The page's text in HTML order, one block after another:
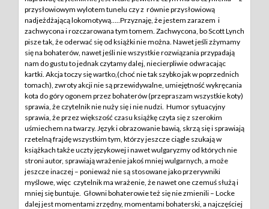
przysłowiowym wylotem tunelu czy z równie przysłowiową
nadjeżdżającą lokomotywą….. Przyznaję, że jestem zarazem i
zachwycona i rozczarowana tym tomem. Zachwycona, bo Scott Lynch
pisze tak, że oderwać się od książki nie można. Nawet jeśli zżymamy
się na bohaterów, nawet jeśli nie wszystkie rozwiązania przypadają
nam do gustu to jednak czytamy dalej, niecierpliwie odwracając
kartki. Akcja toczy się wartko,(choć nie tak szybko jak w poprzednich
tomach), zwroty akcji nie są przewidywalne, umiejętność wykręcania
kota do góry ogonem przez bohaterów (przepraszam wszystkie koty)
sprawia, że czytelnik nie nuży się i nie nudzi. Humor sytuacyjny
sprawia, że przez większość czasu książkę czyta się z szerokim
uśmiechem na twarzy. Język i obrazowanie bawią, skrzą się i sprawiają
rzetelną frajdę wszystkim tym, którzy jeszcze ciągle szukają w
książkach także uczty językowej i nawet wulgaryzmy od których nie
stroni autor, sprawiają wrażenie jakoś mniej wulgarnych, a może
jeszcze inaczej – ponieważ nie są stosowane jako przerywniki
myślowe, więc czytelnik ma wrażenie, że nawet one czemuś służą i
mniej się buntuje. Głowni bohaterowie też się nie zmienili – Locke
dalej jest momentami zrzędny, momentami bohaterski, a najczęściej